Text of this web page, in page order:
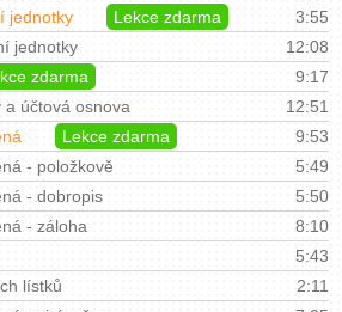
jednotky Lekce zdarma
3:55
jednotky
12:08
zdarma
9:17
a účtová osnova
12:51
Lekce zdarma
9:53
- položkově
5:49
- dobropis
5:50
- záloha
8:10
5:43
lístků
2:11